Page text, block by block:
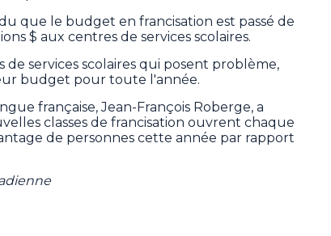
que le budget en francisation est passé de
$ aux centres de services scolaires.
de services scolaires qui posent problème,
budget pour toute l'année.
française, Jean-François Roberge, a
classes de francisation ouvrent chaque
de personnes cette année par rapport